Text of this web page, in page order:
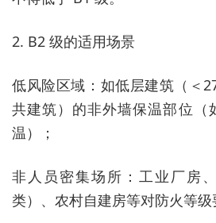
2. B2 级的适用场景
低风险区域：如低层建筑（＜
共建筑）的非外墙保温部位（
温）；
非人员密集场所：工业厂房
类）、农村自建房等对防火等级